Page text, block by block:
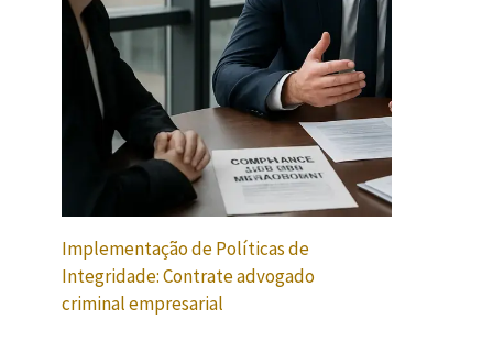
Implementação de Políticas de
Integridade: Contrate advogado
criminal empresarial